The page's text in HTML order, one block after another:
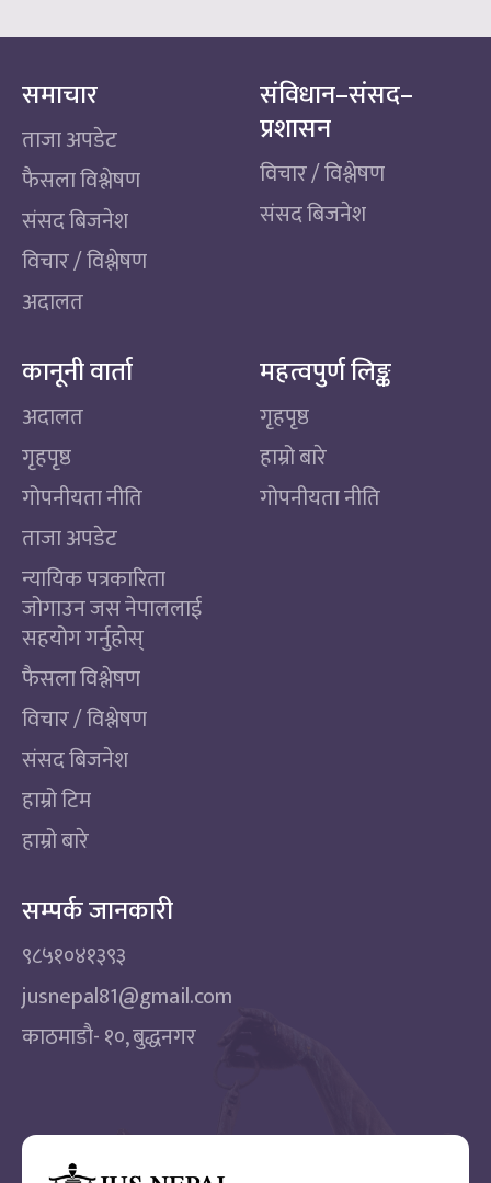
समाचार
ताजा अपडेट
फैसला विश्लेषण
संसद बिजनेश
विचार / विश्लेषण
अदालत
संविधान–संसद–
प्रशासन
विचार / विश्लेषण
संसद बिजनेश
कानूनी वार्ता
अदालत
गृहपृष्ठ
गोपनीयता नीति
ताजा अपडेट
न्यायिक पत्रकारिता
जोगाउन जस नेपाललाई
सहयोग गर्नुहोस्
फैसला विश्लेषण
विचार / विश्लेषण
संसद बिजनेश
हाम्रो टिम
हाम्रो बारे
महत्वपुर्ण लिङ्क
गृहपृष्ठ
हाम्रो बारे
गोपनीयता नीति
सम्पर्क जानकारी
९८५१०४१३९३
jusnepal81@gmail.com
काठमाडाै‌- १०, बुद्धनगर